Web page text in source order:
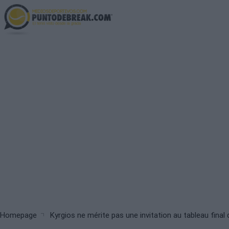
Skip
to
main
Breadcrumb
Homepage Kyrgios ne mérite pas une invitation au tableau final